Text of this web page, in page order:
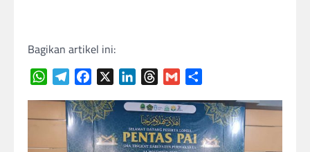
Bagikan artikel ini:
WhatsAppTelegramFacebook LinkedInThreads
Gmail